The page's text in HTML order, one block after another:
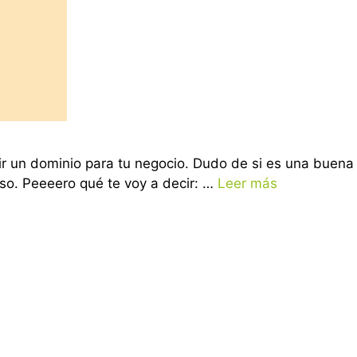
dominio para tu negocio. Dudo de si es una buena
Peeeero qué te voy a decir: … Leer más